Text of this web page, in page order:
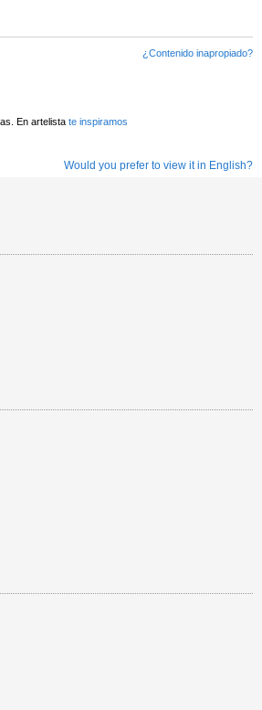
¿Contenido inapropiado?
En artelista te inspiramos
Would you prefer to view it in English?